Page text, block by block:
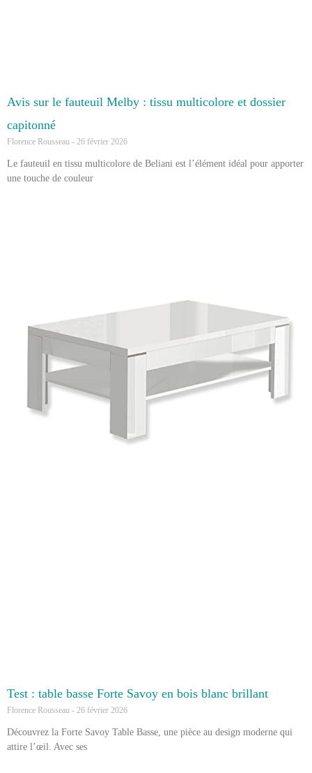
Avis sur le fauteuil Melby : tissu multicolore et dossier
capitonné
Florence Rousseau 26 février 2026
Le fauteuil en tissu multicolore de Beliani est l’élément idéal pour apporter
une touche de couleur
Test : table basse Forte Savoy en bois blanc brillant
Florence Rousseau 26 février 2026
Découvrez la Forte Savoy Table Basse, une pièce au design moderne qui
attire l’œil. Avec ses